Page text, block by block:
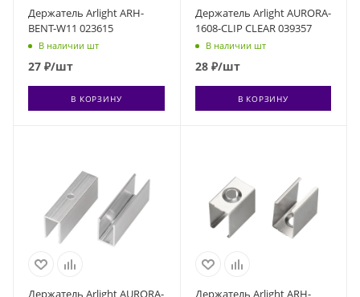
Держатель Arlight ARH-
BENT-W11 023615
В наличии шт
27 ₽/шт
В КОРЗИНУ
Держатель Arlight AURORA-
1608-CLIP CLEAR 039357
В наличии шт
28₽/шт
В КОРЗИНУ
Держатель Arlight AURORA- Держатель Arlight ARH-